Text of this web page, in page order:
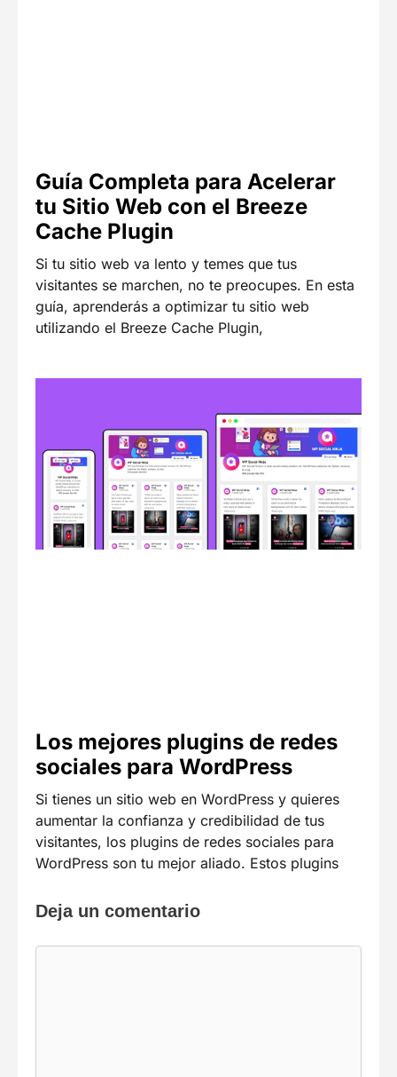
Guía Completa para Acelerar
tu Sitio Web con el Breeze
Cache Plugin
Si tu sitio web va lento y temes que tus
visitantes se marchen, no te preocupes. En esta
guía, aprenderás a optimizar tu sitio web
utilizando el Breeze Cache Plugin,
Los mejores plugins de redes
sociales para WordPress
Si tienes un sitio web en WordPress y quieres
aumentar la confianza y credibilidad de tus
visitantes, los plugins de redes sociales para
WordPress son tu mejor aliado. Estos plugins
Deja un comentario